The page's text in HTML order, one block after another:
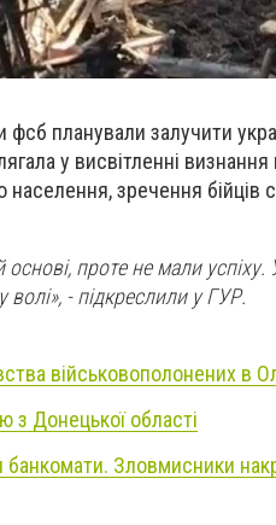
фсб планували залучити
у висвітленні
зречення бійців
проте не мали успіху.
- підкреслили у ГУР.
військовополонених в
з Донецької області
банкомати. Зловмисники